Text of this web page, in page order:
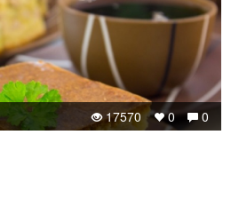
0
0
17570